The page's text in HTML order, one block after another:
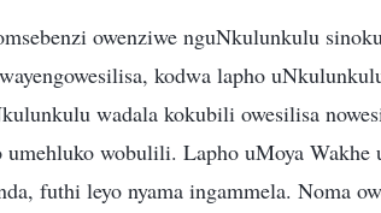
owenziwe nguNkulunkulu
kodwa lapho
wadala kokubili owesilisa
wobulili. Lapho uMoya
futhi leyo nyama ingammela. Noma